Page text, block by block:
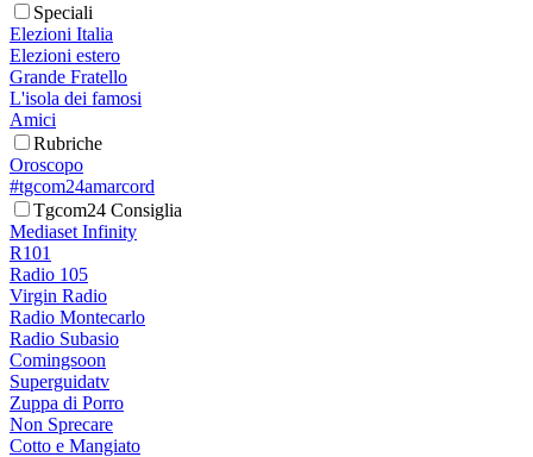
Speciali
Elezioni Italia
Elezioni estero
Grande Fratello
L'isola dei famosi
Amici
Rubriche
Oroscopo
#tgcom24amarcord
Tgcom24 Consiglia
Mediaset Infinity
R101
Radio 105
Virgin Radio
Radio Montecarlo
Radio Subasio
Comingsoon
Superguidatv
Zuppa di Porro
Non Sprecare
Cotto e Mangiato